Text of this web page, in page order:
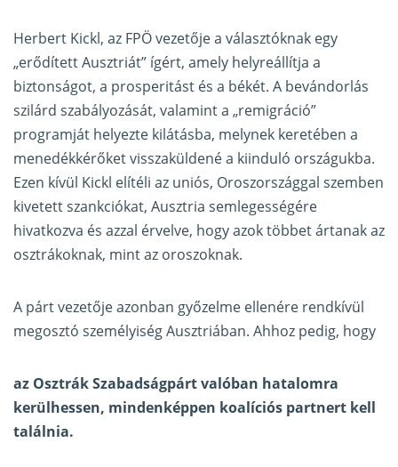
Herbert Kickl, az FPÖ vezetője a választóknak egy
„erődített Ausztriát” ígért, amely helyreállítja a
biztonságot, a prosperitást és a békét. A bevándorlás
szilárd szabályozását, valamint a „remigráció”
programját helyezte kilátásba, melynek keretében a
menedékkérőket visszaküldené a kiinduló országukba.
Ezen kívül Kickl elítéli az uniós, Oroszországgal szemben
kivetett szankciókat, Ausztria semlegességére
hivatkozva és azzal érvelve, hogy azok többet ártanak az
osztrákoknak, mint az oroszoknak.
A párt vezetője azonban győzelme ellenére rendkívül
megosztó személyiség Ausztriában. Ahhoz pedig, hogy
az Osztrák Szabadságpárt valóban hatalomra
kerülhessen, mindenképpen koalíciós partnert kell
találnia.